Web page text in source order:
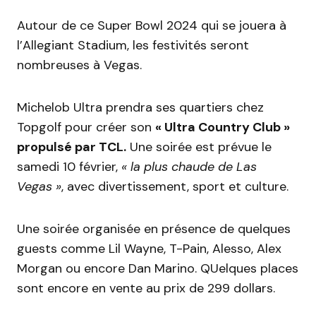
Autour de ce Super Bowl 2024 qui se jouera à
l’Allegiant Stadium, les festivités seront
nombreuses à Vegas.
Michelob Ultra prendra ses quartiers chez
Topgolf pour créer son « Ultra Country Club »
propulsé par TCL. Une soirée est prévue le
samedi 10 février, « la plus chaude de Las
Vegas », avec divertissement, sport et culture.
Une soirée organisée en présence de quelques
guests comme Lil Wayne, T-Pain, Alesso, Alex
Morgan ou encore Dan Marino. QUelques places
sont encore en vente au prix de 299 dollars.